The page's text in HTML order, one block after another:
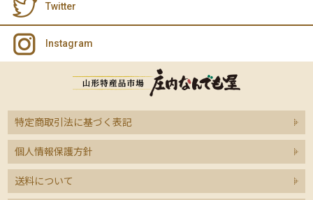
Twitter
Instagram
特定商取引法に基づく表記
個人情報保護方針
送料について